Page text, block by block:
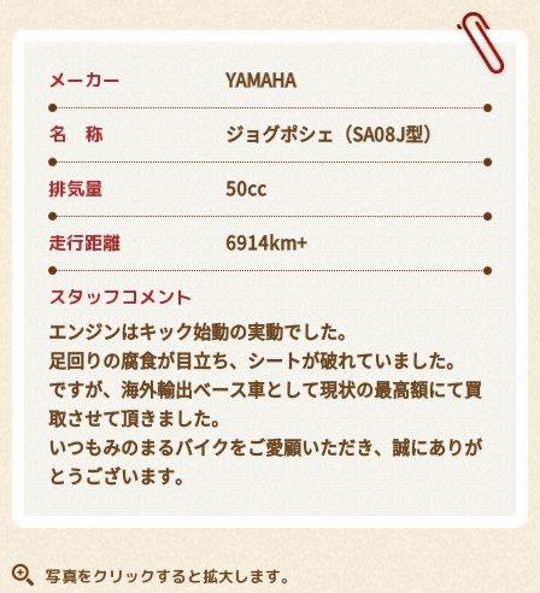
メーカー YAMAHA
名 称 ジョグポシェ（SA08J型）
排気量 50cc
走行距離 6914km+
スタッフコメント
エンジンはキック始動の実動でした。
足回りの腐食が目立ち、シートが破れていました。
ですが、海外輸出ベース車として現状の最高額にて買
取させて頂きました。
いつもみのまるバイクをご愛顧いただき、誠にありが
とうございます。
写真をクリックすると拡大します。